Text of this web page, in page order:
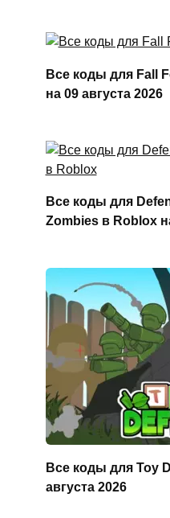
Все коды для Fall
на 09 августа 2026
Все коды для
Zombies в Roblox
Все коды для Toy
августа 2026